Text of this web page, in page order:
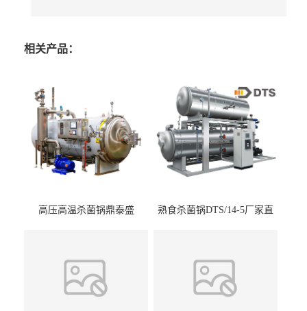
相关产品：
高压高温杀菌锅鼎泰盛
熟食杀菌锅DTS/14-5厂家直